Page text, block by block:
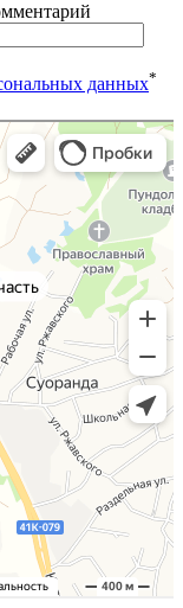
данных*